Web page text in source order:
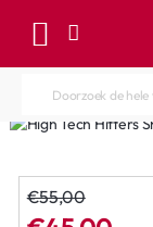
Doorzoek
de
winkel...
€55,00